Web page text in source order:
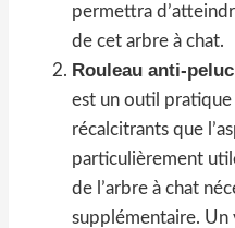
permettra
de cet arbre à chat.
Rouleau anti-
est un outil
récalcitrants que
particulièrement
de l’arbre à chat
supplémentaire. Un